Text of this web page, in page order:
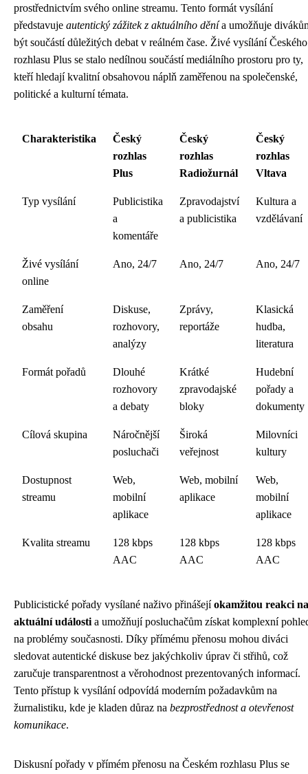
prostřednictvím svého online streamu. Tento formát vysílání
představuje autentický zážitek z aktuálního děnía umožňuje
být součástí důležitých debat v reálném čase. Živé vysílání Českého
rozhlasu Plus se stalo nedílnou součástí mediálního prostoru pro ty,
kteří hledají kvalitní obsahovou náplň zaměřenou na společenské,
politické a kulturní témata.
Charakteristika
Český
rozhlas
Plus
Český
rozhlas
Radiožurnál
Český
rozhlas
Vltava
Typ vysílání
Publicistika
a
komentáře
Zpravodajství
a publicistika
Kultura a
vzdělávaní
Živé vysílání
online
Ano, 24/7 Ano, 24/7 Ano, 24/7
Zaměření
obsahu
Diskuse,
rozhovory,
analýzy
Zprávy,
reportáže
Klasická
hudba,
literatura
Formát pořadů
Dlouhé
rozhovory
a debaty
Krátké
zpravodajské
bloky
Hudební
pořady a
dokumenty
Cílová skupina
Náročnější
posluchači
Široká
veřejnost
Milovníci
kultury
Dostupnost
streamu
Web,
mobilní
aplikace
Web, mobilní
aplikace
Web,
mobilní
aplikace
Kvalita streamu
128 kbps
AAC
128 kbps
AAC
128 kbps
AAC
Publicistické pořady vysílané naživo přinášejíokamžitou reakci na
aktuální události a umožňují posluchačům získat komplexní
na problémy současnosti. Díky přímému přenosu mohou diváci
sledovat autentické diskuse bez jakýchkoliv úprav či střihů, což
zaručuje transparentnost a věrohodnost prezentovaných informací.
Tento přístup k vysílání odpovídá moderním požadavkům na
žurnalistiku, kde je kladen důraz na bezprostřednost a otevřenost
komunikace.
Diskusní pořady v přímém přenosu na Českém rozhlasu Plus se